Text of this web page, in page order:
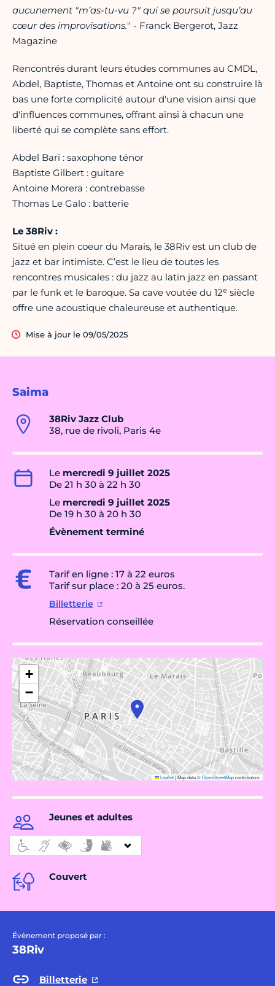
Saima
38Riv Jazz Club
38, rue de rivoli, Paris 4e
Le mercredi 9 juillet 2025
De 21 h 30 à 22 h 30
Le mercredi 9 juillet 2025
De 19 h 30 à 20 h 30
Évènement terminé
Tarif en ligne : 17 à 22 euros
Tarif sur place : 20 à 25 euros.
Billetterie
Réservation conseillée
+
−
Leaflet|Map data ©OpenStreetMapcontributors
Jeunes et adultes
Couvert
Évènement proposé par :
38Riv
Billetterie
aucunement "m’as-tu-vu ?" qui se poursuit jusqu’au
cœur des improvisations." - Franck Bergerot, Jazz
Magazine
Rencontrés durant leurs études communes au CMDL,
Abdel, Baptiste, Thomas et Antoine ont su construire là
bas une forte complicité autour d'une vision ainsi que
d'influences communes, offrant ainsi à chacun une
liberté qui se complète sans effort.
Abdel Bari : saxophone ténor
Baptiste Gilbert : guitare
Antoine Morera : contrebasse
Thomas Le Galo : batterie
Le 38Riv :
Situé en plein coeur du Marais, le 38Riv est un club de
jazz et bar intimiste. C’est le lieu de toutes les
rencontres musicales : du jazz au latin jazz en passant
par le funk et le baroque. Sa cave voutée du 12e siècle
offre une acoustique chaleureuse et authentique.
Mise à jour le 09/05/2025